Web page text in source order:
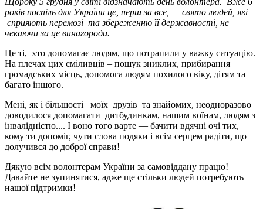
років поспіль для України це, перш за все, — свято людей, які
сприяють перемозі та збереженню її державності, не
чекаючи за це винагороди.
Це ті, хто допомагає людям, що потрапили у важку ситуацію.
На плечах цих сміливців – пошук зниклих, прибирання
громадських місць, допомога людям похилого віку, дітям та
багато іншого.
Мені, як і більшості моїх друзів та знайомих, неодноразово
доводилося допомагати дитбудинкам, нашим воїнам, людям з
інвалідністю.... І воно того варте — бачити вдячні очі тих,
кому ти допоміг, чути слова подяки і всім серцем радіти, що
долучився до доброї справи!
Дякую всім волонтерам України за самовіддану працю!
Давайте не зупинятися, адже ще стільки людей потребують
нашої підтримки!